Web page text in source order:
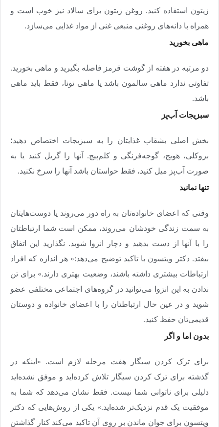
زیتون استفاده کنید. روغن زیتون برای سالاد نیز خوب است و
همراه با دانه‌های روغنی منبعی غنی از مواد غذایی می‌سازد.
ماهی بخورید
دو مرتبه در هفته از گوشت قرمز فاصله بگیرید و ماهی بخورید.
تفاوتی ندارد ماهی سالمون باشد یا ماهی تونا، فقط باید ماهی
باشد.
سبزیجات آب‌پز
بخش اصلی بشقاب غذایتان را به سبزیجات اختصاص دهید؛
بروکلی، هویج، گوجه‌فرنگی و کلم‌پیچ. آنها را گریل کنید یا به
صورت آب‌پز میل کنید، فقط حواستان باشد آنها را سرخ نکنید.
تنها نمانید
وقتی که اعضای خانواده‌تان به راه دور می‌روند یا دوست‌هایتان
به سمت زندگی خودشان می‌روند، ممکن است شما ارتباطتان
را با آنها از دست بدهید و دچار انزوا شوید. نگذارید این اتفاق
بیفتد. دکتر ویتسون با تاکید توضیح می‌دهد:« هر اندازه که افراد
ارتباطات بیشتری داشته باشند، وضعیت بهتری دارند.» برای تن
ندادن به این انزوا می‌توانید در گروه‌های اجتماعی مختلفی عضو
شوید و در عین حال ارتباطتان را با اعضای خانواده و دوستان
قدیمی‌تان حفظ کنید.
بدون اما و اگر
برای ترک کردن سیگار هفت مرحله لازم است. «اینکه در
گذشته برای ترک کردن سیگار تلاش کرده‌اید و موفق نشده‌اید
دلیلی برای ناتوانی شما نیست. فقط نشان می‌دهد که شما به
موفقیت یک قدم نزدیک‌تر شده‌اید.» یکی از روش‌هایی که دکتر
ویتسون برای جوان ماندن بر روی آن تاکید می‌کند کنار گذاشتن